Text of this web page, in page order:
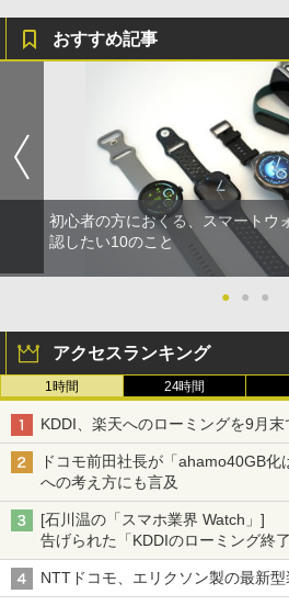
おすすめ記事
初心者の方におくる、スマートウ
認したい10のこと
● ● ●
アクセスランキング
1時間 24時間
KDDI、楽天へのローミングを9月末
ドコモ前田社長が「ahamo40GB
への考え方にも言及
[石川温の「スマホ業界 Watch」]
告げられた「KDDIのローミング終
穴と楽天モバイルの課題
NTTドコモ、エリクソン製の最新